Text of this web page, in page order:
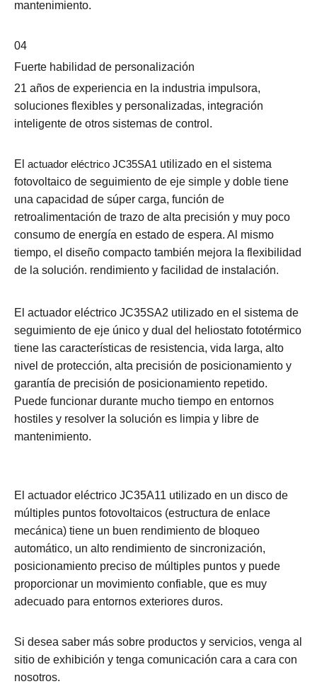
mantenimiento.
04
Fuerte habilidad de personalización
21 años de experiencia en la industria impulsora,
soluciones flexibles y personalizadas, integración
inteligente de otros sistemas de control.
El actuador eléctrico JC35SA1 utilizado en el sistema
fotovoltaico de seguimiento de eje simple y doble tiene
una capacidad de súper carga, función de
retroalimentación de trazo de alta precisión y muy poco
consumo de energía en estado de espera. Al mismo
tiempo, el diseño compacto también mejora la flexibilidad
de la solución. rendimiento y facilidad de instalación.
El actuador eléctrico JC35SA2 utilizado en el sistema de
seguimiento de eje único y dual del heliostato fototérmico
tiene las características de resistencia, vida larga, alto
nivel de protección, alta precisión de posicionamiento y
garantía de precisión de posicionamiento repetido.
Puede funcionar durante mucho tiempo en entornos
hostiles y resolver la solución es limpia y libre de
mantenimiento.
El actuador eléctrico JC35A11 utilizado en un disco de
múltiples puntos fotovoltaicos (estructura de enlace
mecánica) tiene un buen rendimiento de bloqueo
automático, un alto rendimiento de sincronización,
posicionamiento preciso de múltiples puntos y puede
proporcionar un movimiento confiable, que es muy
adecuado para entornos exteriores duros.
Si desea saber más sobre productos y servicios, venga al
sitio de exhibición y tenga comunicación cara a cara con
nosotros.